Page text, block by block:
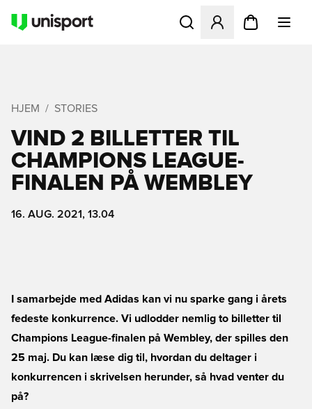
Åbner en Modal til at
HJEM STORIES
VIND 2 BILLETTER TIL
CHAMPIONS LEAGUE-
FINALEN PÅ WEMBLEY
16. AUG. 2021, 13.04
I samarbejde med Adidas kan vi nu sparke gang i årets
fedeste konkurrence. Vi udlodder nemlig to billetter til
Champions League-finalen på Wembley, der spilles den
25 maj. Du kan læse dig til, hvordan du deltager i
konkurrencen i skrivelsen herunder, så hvad venter du
på?